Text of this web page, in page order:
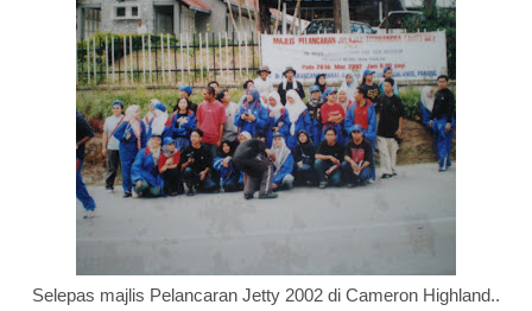
Selepas majlis Pelancaran Jetty 2002 di Cameron Highland..